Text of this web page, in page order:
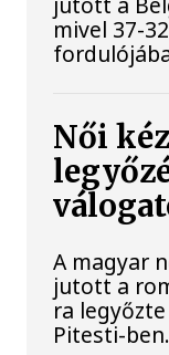
mivel 37-
Női
A magyar
jutott a
ra
Pitesti-ben.